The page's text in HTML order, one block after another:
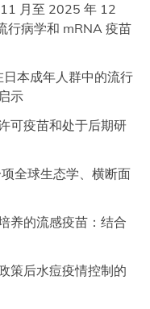
月至 2025 年 12
行病学和 mRNA 疫苗
本成年人群中的流行
示
可疫苗和处于后期研
全球生态学、横断面
养的流感疫苗：结合
策后水痘疫情控制的